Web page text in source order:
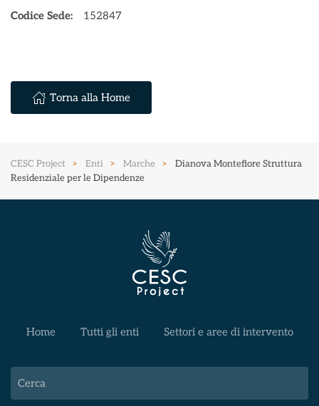
Codice Sede:
152847
Torna alla Home
CESC Project Enti Marche
Dianova Montefiore Struttura
Residenziale per le Dipendenze
Home Tutti gli enti Settori e aree di intervento